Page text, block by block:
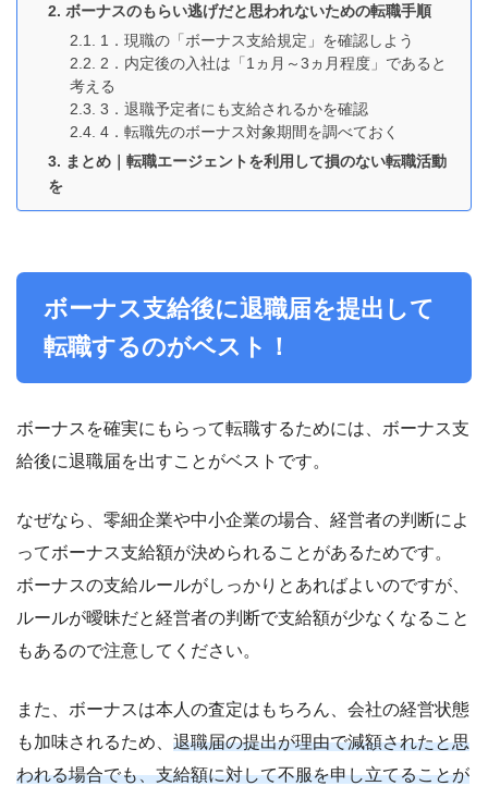
ボーナスのもらい逃げだと思われないための転職手順
1．現職の「ボーナス支給規定」を確認しよう
2．内定後の入社は「1ヵ月～3ヵ月程度」であると
考える
3．退職予定者にも支給されるかを確認
4．転職先のボーナス対象期間を調べておく
まとめ｜転職エージェントを利用して損のない転職活動
を
ボーナス支給後に退職届を提出して
転職するのがベスト！
ボーナスを確実にもらって転職するためには、ボーナス支
給後に退職届を出すことがベストです。
なぜなら、零細企業や中小企業の場合、経営者の判断によ
ってボーナス支給額が決められることがあるためです。
ボーナスの支給ルールがしっかりとあればよいのですが、
ルールが曖昧だと経営者の判断で支給額が少なくなること
もあるので注意してください。
また、ボーナスは本人の査定はもちろん、会社の経営状態
も加味されるため、 退職届の提出が理由で減額されたと思
われる場合でも、支給額に対して不服を申し立てることが